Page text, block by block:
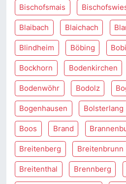
Bischofsmais
Blaibach Blaichach
Blindheim Böbing
Bockhorn Bodenkirchen
Bodenwöhr Bodolz
Bogenhausen Bolsterlang
Boos Brand
Breitenberg Breitenbrunn
Breitenthal Brennberg